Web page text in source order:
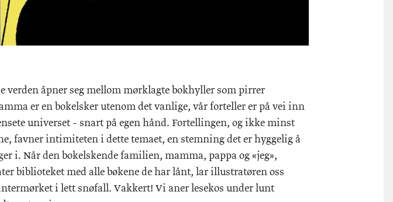
verden åpner seg mellom mørklagte bokhyller som pirrer
er en bokelsker utenom det vanlige, vår forteller er på vei inn
universet – snart på egen hånd. Fortellingen, og ikke minst
favner intimiteten i dette temaet, en stemning det er hyggelig å
i. Når den bokelskende familien, mamma, pappa og «jeg»,
biblioteket med alle bøkene de har lånt, lar illustratøren oss
i lett snøfall. Vakkert! Vi aner lesekos under lunt